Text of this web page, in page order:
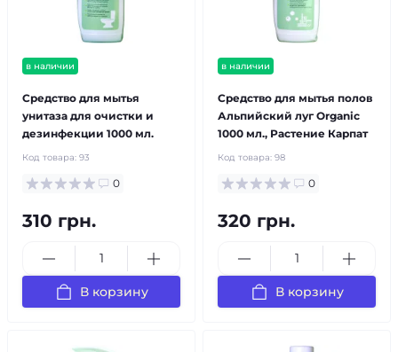
в наличии
Средство для мытья
унитаза для очистки и
дезинфекции 1000 мл.
Код товара: 93
0
310 грн.
В корзину
в наличии
Средство для мытья полов
Альпийский луг Organic
1000 мл., Растение Карпат
Код товара: 98
0
320 грн.
В корзину